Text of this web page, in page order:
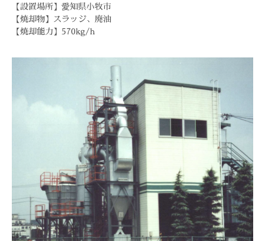
【設置場所】愛知県小牧市
【焼却物】スラッジ、廃油
【焼却能力】570kg/h